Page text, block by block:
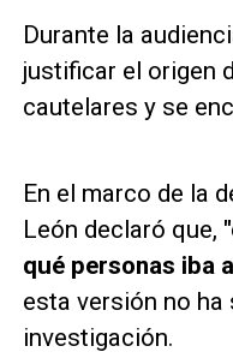
Durante la
justificar el origen
cautelares y se
En el marco de la
León declaró que,
qué personas iba
esta versión no
investigación.